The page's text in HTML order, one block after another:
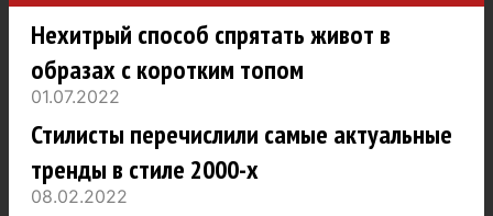
Нехитрый способ спрятать живот в
образах с коротким топом
01.07.2022
Стилисты перечислили самые актуальные
тренды в стиле 2000-х
08.02.2022